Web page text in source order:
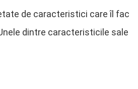
de caracteristici care îl fac
dintre caracteristicile sale